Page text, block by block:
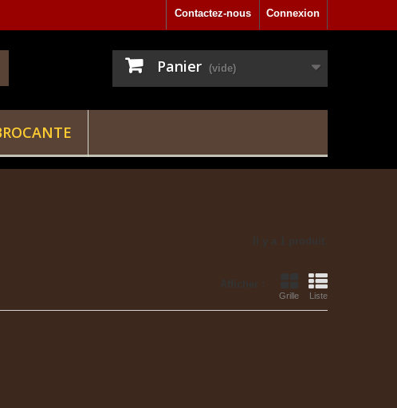
Connexion
Contactez-nous
Panier (vide)
Afficher :
Grille Liste